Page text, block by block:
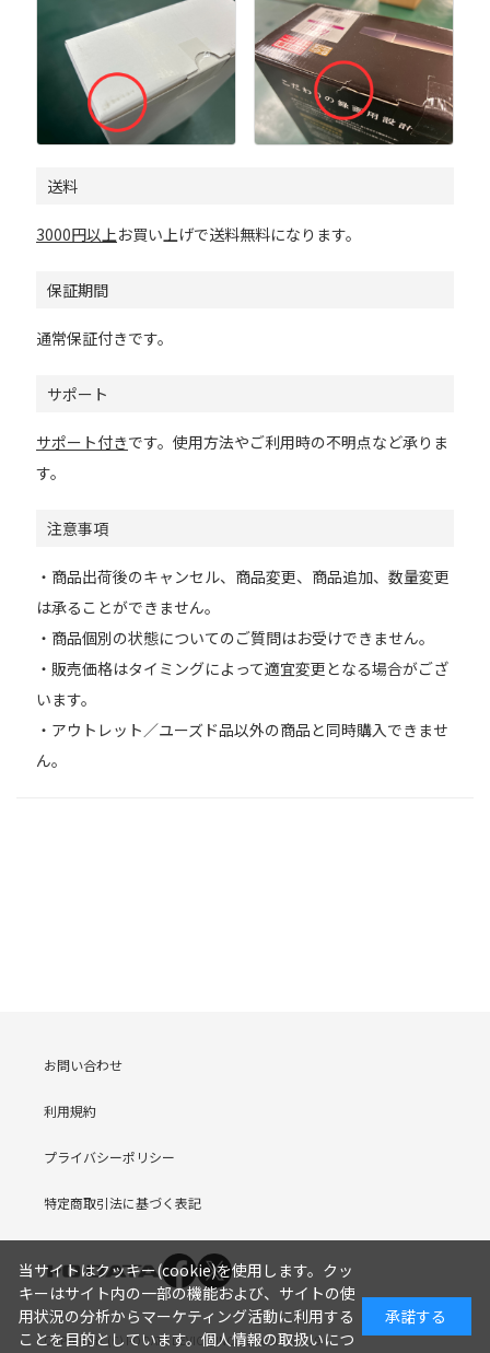
送料
3000円以上お買い上げで送料無料になります。
保証期間
通常保証付きです。
サポート
サポート付きです。使用方法やご利用時の不明点など承りま
す。
注意事項
・商品出荷後のキャンセル、商品変更、商品追加、数量変更
は承ることができません。
・商品個別の状態についてのご質問はお受けできません。
・販売価格はタイミングによって適宜変更となる場合がござ
います。
・アウトレット／ユーズド品以外の商品と同時購入できませ
ん。
お問い合わせ
利用規約
プライバシーポリシー
特定商取引法に基づく表記
COPYRIGHT (C) I-O DATA DEVICE, INC. Since 2005.9.19
当サイトはクッキー(cookie)を使用します。クッ
キーはサイト内の一部の機能および、サイトの使
用状況の分析からマーケティング活動に利用する
ことを目的としています。個人情報の取扱いにつ
承諾する